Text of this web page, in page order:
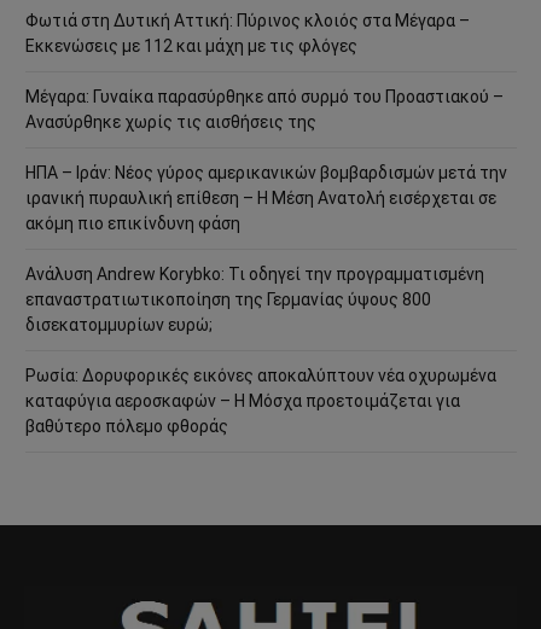
Φωτιά στη Δυτική Αττική: Πύρινος κλοιός στα Μέγαρα –
Εκκενώσεις με 112 και μάχη με τις φλόγες
Μέγαρα: Γυναίκα παρασύρθηκε από συρμό του Προαστιακού –
Ανασύρθηκε χωρίς τις αισθήσεις της
ΗΠΑ – Ιράν: Νέος γύρος αμερικανικών βομβαρδισμών μετά την
ιρανική πυραυλική επίθεση – Η Μέση Ανατολή εισέρχεται σε
ακόμη πιο επικίνδυνη φάση
Ανάλυση Andrew Korybko: Τι οδηγεί την προγραμματισμένη
επαναστρατιωτικοποίηση της Γερμανίας ύψους 800
δισεκατομμυρίων ευρώ;
Ρωσία: Δορυφορικές εικόνες αποκαλύπτουν νέα οχυρωμένα
καταφύγια αεροσκαφών – Η Μόσχα προετοιμάζεται για
βαθύτερο πόλεμο φθοράς